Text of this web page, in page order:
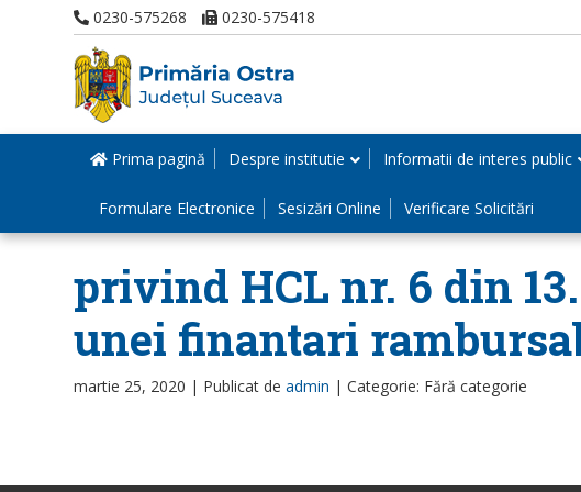
0230-575268 0230-575418
Prima pagină Despre institutie Informatii de interes public
Formulare Electronice Sesizări Online Verificare Solicitări
privind HCL nr. 6 din
unei finantari
martie 25, 2020 | Publicat de admin | Categorie: Fără categorie